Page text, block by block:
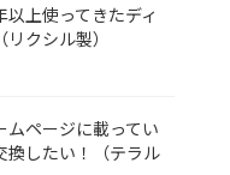
以上使ってきたディ
クシル製）
ムページに載ってい
換したい！（テラル